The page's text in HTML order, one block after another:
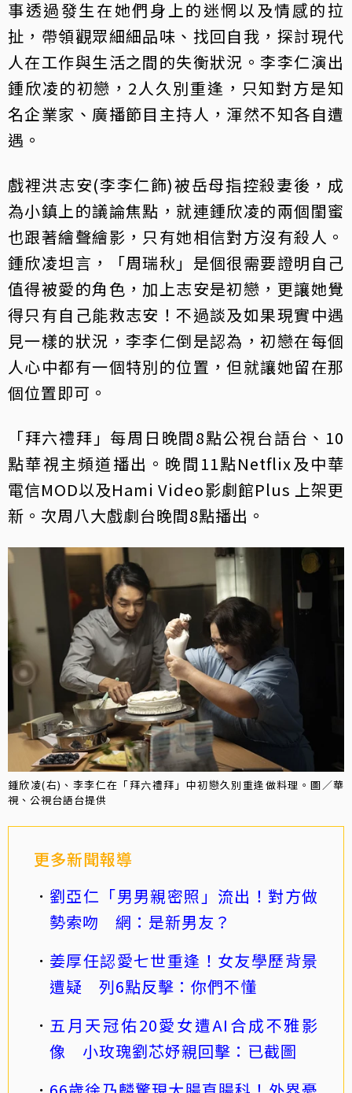
事透過發生在她們身上的迷惘以及情感的拉
扯，帶領觀眾細細品味、找回自我，探討現代
人在工作與生活之間的失衡狀況。李李仁演出
鍾欣凌的初戀，2人久別重逢，只知對方是知
名企業家、廣播節目主持人，渾然不知各自遭
遇。
戲裡洪志安(李李仁飾)被岳母指控殺妻後，成
為小鎮上的議論焦點，就連鍾欣凌的兩個閨蜜
也跟著繪聲繪影，只有她相信對方沒有殺人。
鍾欣凌坦言，「周瑞秋」是個很需要證明自己
值得被愛的角色，加上志安是初戀，更讓她覺
得只有自己能救志安！不過談及如果現實中遇
見一樣的狀況，李李仁倒是認為，初戀在每個
人心中都有一個特別的位置，但就讓她留在那
個位置即可。
「拜六禮拜」每周日晚間8點公視台語台、10
點華視主頻道播出。晚間11點Netflix及中華
電信MOD以及Hami Video影劇館Plus 上架更
新。次周八大戲劇台晚間8點播出。
鍾欣凌(右)、李李仁在「拜六禮拜」中初戀久別重逢做料理。圖／華
視、公視台語台提供
更多新聞報導
劉亞仁「男男親密照」流出！對方做
勢索吻 網：是新男友？
姜厚任認愛七世重逢！女友學歷背景
遭疑 列6點反擊：你們不懂
五月天冠佑20愛女遭AI合成不雅影
像 小玫瑰劉芯妤親回擊：已截圖